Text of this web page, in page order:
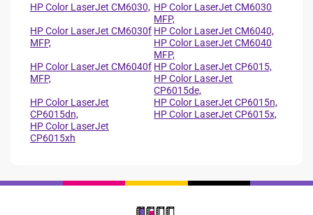
HP Color LaserJet CM6030, HP Color LaserJet CM6030
MFP,
HP Color LaserJet CM6030f
MFP,
HP Color LaserJet CM6040,
HP Color LaserJet CM6040
MFP,
HP Color LaserJet CM6040f
MFP,
HP Color LaserJet CP6015,
HP Color LaserJet
CP6015de,
HP Color LaserJet
CP6015dn,
HP Color LaserJet CP6015n,
HP Color LaserJet CP6015x,
HP Color LaserJet
CP6015xh